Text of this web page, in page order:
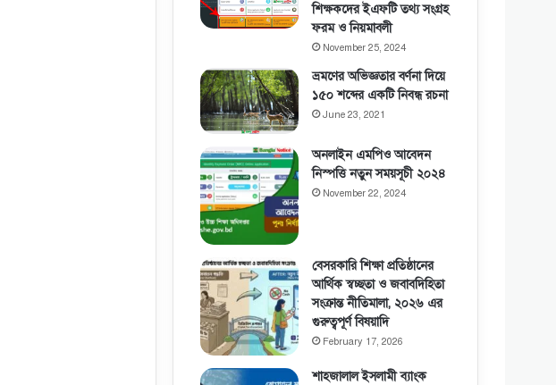
শিক্ষকদের ইএফটি তথ্য সংগ্রহ
ফরম ও নিয়মাবলী
November 25, 2024
ভ্রমণের অভিজ্ঞতার বর্ণনা দিয়ে
১৫০ শব্দের একটি নিবন্ধ রচনা
June 23, 2021
অনলাইন এমপিও আবেদন
নিস্পত্তি নতুন সময়সূচী ২০২৪
November 22, 2024
বেসরকারি শিক্ষা প্রতিষ্ঠানের
আর্থিক স্বচ্ছতা ও জবাবদিহিতা
সংক্রান্ত নীতিমালা, ২০২৬ এর
গুরুত্বপূর্ণ বিষয়াদি
February 17, 2026
শাহজালাল ইসলামী ব্যাংক